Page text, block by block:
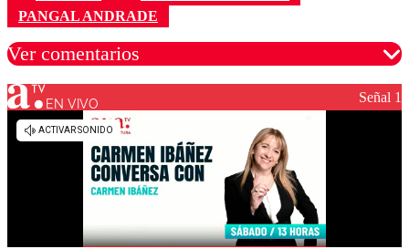
PANGAL ANDRADE
Ver comentarios
Los comentarios son moderados para garantizar un
diálogo respetuoso.
EN VIVO Señal 1